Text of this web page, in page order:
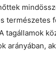
természetes
tagállamok
arányában,